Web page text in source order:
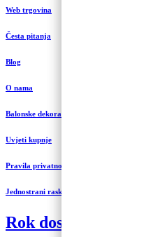
Web trgovina
Česta pitanja
Blog
O nama
Balonske dekoracije i uređenje
Uvjeti kupnje
Pravila privatnosti
Jednostrani raskid ugovora
Rok dostave 3 do 5